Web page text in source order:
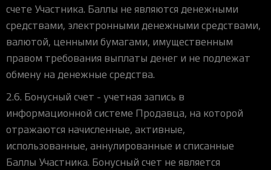
счете Участника. Баллы не являются денежными
средствами, электронными денежными средствами,
валютой, ценными бумагами, имущественным
правом требования выплаты денег и не подлежат
обмену на денежные средства.
2.6. Бонусный счет - учетная запись в
информационной системе Продавца, на которой
отражаются начисленные, активные,
использованные, аннулированные и списанные
Баллы Участника. Бонусный счет не является